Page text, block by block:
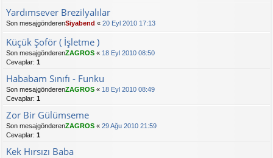
Yardımsever Brezilyalılar
Son mesajgönderenSiyabend « 20 Eyl 2010 17:13
Küçük Şoför ( İşletme )
Son mesajgönderenZAGROS « 18 Eyl 2010 08:50
Cevaplar: 1
Hababam Sınıfı - Funku
Son mesajgönderenZAGROS « 18 Eyl 2010 08:49
Cevaplar: 1
Zor Bir Gülümseme
Son mesajgönderenZAGROS « 29 Ağu 2010 21:59
Cevaplar: 1
Kek Hırsızı Baba